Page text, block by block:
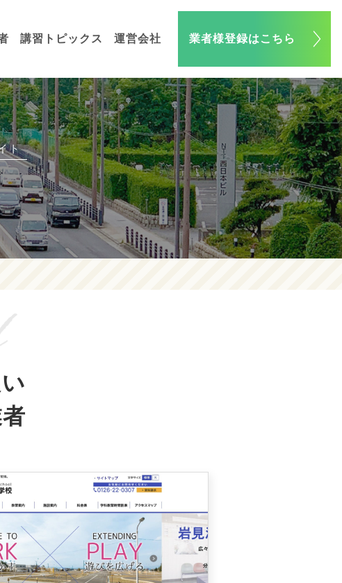
講習トピックス 運営会社 業者様登録はこちら
ト